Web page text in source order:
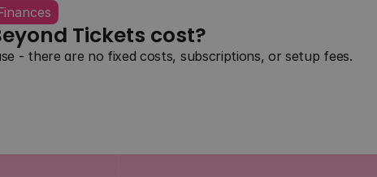
Tickets cost?
- there are no fixed costs, subscriptions, or setup fees.
Contact us